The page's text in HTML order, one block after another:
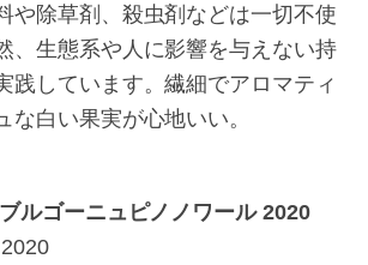
や除草剤、殺虫剤などは一切不使
、生態系や人に影響を与えない持
践しています。繊細でアロマティ
な白い果実が心地いい。
ルゴーニュピノノワール 2020